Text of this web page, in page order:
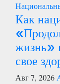
Как
жизнь»
свое
Авг 7, 2026